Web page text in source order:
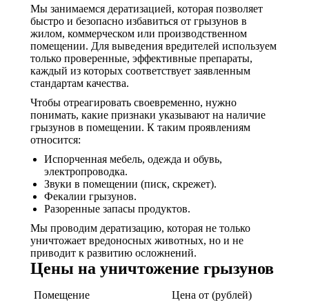
Мы занимаемся дератизацией, которая позволяет
быстро и безопасно избавиться от грызунов в
жилом, коммерческом или производственном
помещении. Для выведения вредителей используем
только проверенные, эффективные препараты,
каждый из которых соответствует заявленным
стандартам качества.
Чтобы отреагировать своевременно, нужно
понимать, какие признаки указывают на наличие
грызунов в помещении. К таким проявлениям
относится:
Испорченная мебель, одежда и обувь,
электропроводка.
Звуки в помещении (писк, скрежет).
Фекалии грызунов.
Разоренные запасы продуктов.
Мы проводим дератизацию, которая не только
уничтожает вредоносных животных, но и не
приводит к развитию осложнений.
Цены на уничтожение грызунов
Помещение
Цена от (рублей)